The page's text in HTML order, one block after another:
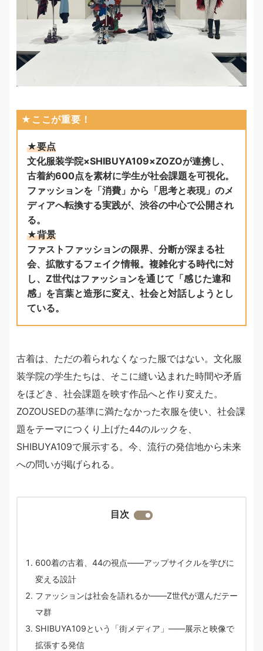
★ここが重要！
★要点
文化服装学院×SHIBUYA109×ZOZOが連携し、
古着約600点を素材に学生が社会課題を可視化。
ファッションを「消費」から「思考と表現」のメ
ディアへ転換する実践が、渋谷の中心で公開され
る。
★背景
ファストファッションの限界、分断が深まる社
会、拡散するフェイク情報。複雑化する時代に対
し、Z世代はファッションを通じて「感じた違和
感」を言葉と造形に変え、社会と対話しようとし
ている。
古着は、ただの着られなくなった服ではない。文化服
装学院の学生たちは、そこに縫い込まれた時間や矛盾
をほどき、社会課題を映す作品へと作り変えた。
ZOZOUSEDの基準に満たなかった衣服を使い、社会課
題をテーマにつくり上げた44のルックを、
SHIBUYA109で展示する。今、流行の発信地から未来
への問いが掲げられる。
目次
600着の古着、44の視点――アップサイクルを学びに
変える設計
ファッションは社会を語れるか――Z世代が選んだテー
マ群
SHIBUYA109という「街メディア」――展示と映像で
拡張する発信